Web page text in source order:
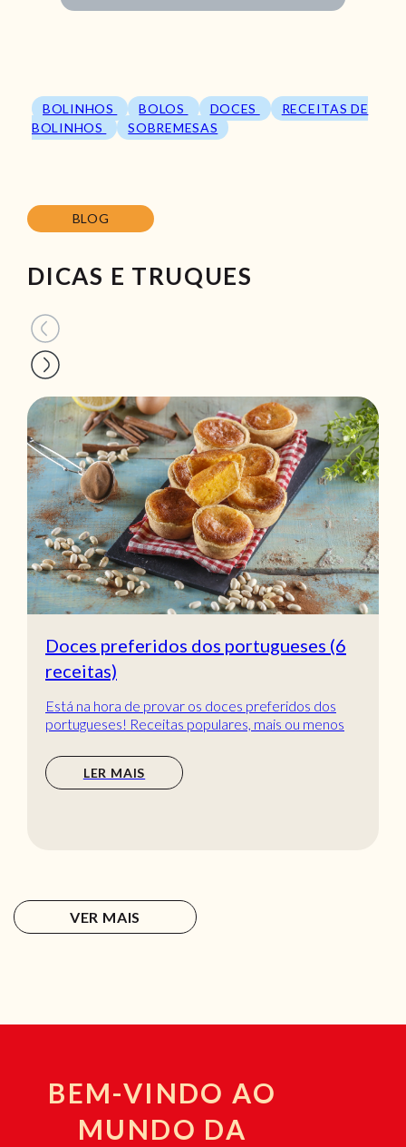
BOLINHOS BOLOS DOCES
RECEITAS DE
BOLINHOS
SOBREMESAS
BLOG
DICAS E TRUQUES
Doces preferidos dos portugueses (6
receitas)
Está na hora de provar os doces preferidos dos
portugueses! Receitas populares, mais ou menos
LER MAIS
VER MAIS
BEM-VINDO AO
MUNDO DA